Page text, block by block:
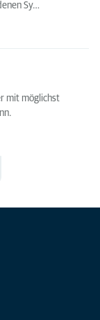
Sy…
mit möglichst